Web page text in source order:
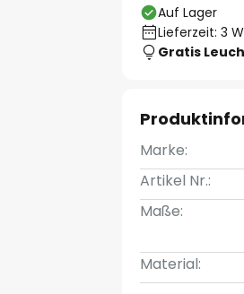
Auf Lager
Lieferzeit: 3
Gratis
Marke:
Artikel Nr.:
Maße:
Material: